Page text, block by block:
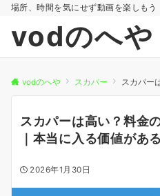
場所、時間を気にせず動画を楽しもう
vodのへや
vodのへや スカパー スカパーは高い
スカパーは高い？料金
｜本当に入る価値があ
2026年1月30日